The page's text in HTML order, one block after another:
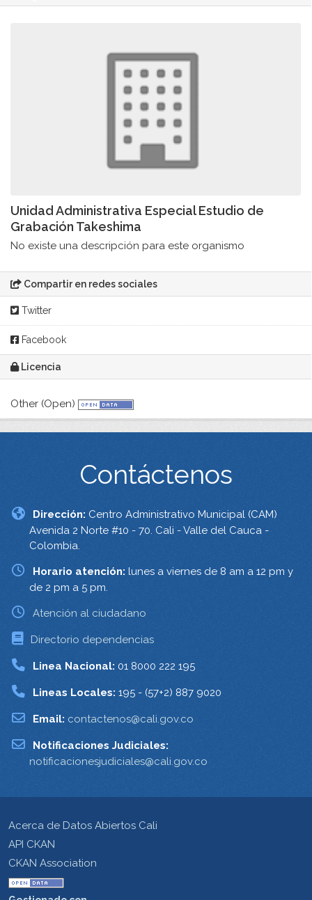
Unidad Administrativa Especial Estudio de
Grabación Takeshima
No existe una descripción para este organismo
Compartir en redes sociales
Twitter
Facebook
Licencia
Other (Open)
Contáctenos
Dirección: Centro Administrativo Municipal (CAM)
Avenida 2 Norte #10 - 70. Cali - Valle del Cauca -
Colombia.
Horario atención: lunes a viernes de 8 am a 12 pm y
de 2 pm a 5 pm.
Atención al ciudadano
Directorio dependencias
Linea Nacional: 01 8000 222 195
Lineas Locales: 195 - (57+2) 887 9020
Email: contactenos@cali.gov.co
Notificaciones Judiciales:
notificacionesjudiciales@cali.gov.co
Acerca de Datos Abiertos Cali
API CKAN
CKAN Association